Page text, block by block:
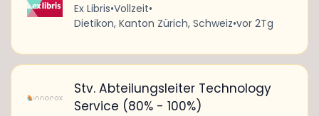
Ex Libris•Vollzeit•
Dietikon, Kanton Zürich, Schweiz•vor 2Tg
Stv. Abteilungsleiter Technology
Service (80% - 100%)